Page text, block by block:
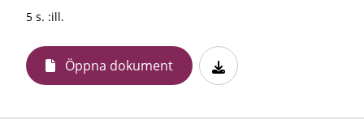
5 s. :ill.
Öppna dokument